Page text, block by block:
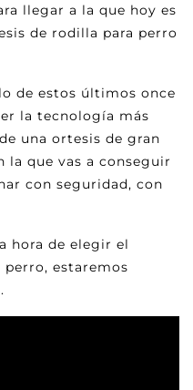
llegar a la que hoy es
de rodilla para perro
de estos últimos once
la tecnología más
una ortesis de gran
la que vas a conseguir
con seguridad, con
hora de elegir el
estaremos